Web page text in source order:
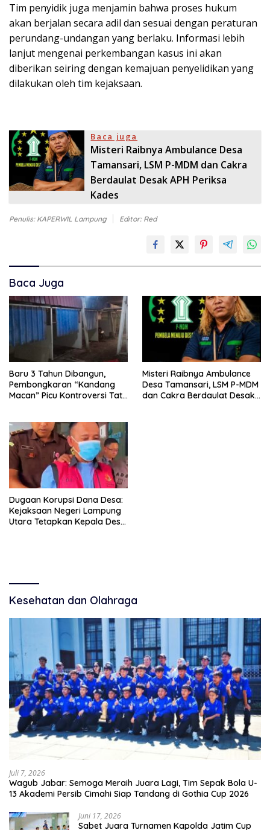
Tim penyidik juga menjamin bahwa proses hukum
akan berjalan secara adil dan sesuai dengan peraturan
perundang-undangan yang berlaku. Informasi lebih
lanjut mengenai perkembangan kasus ini akan
diberikan seiring dengan kemajuan penyelidikan yang
dilakukan oleh tim kejaksaan.
Baca juga
Misteri Raibnya Ambulance Desa
Tamansari, LSM P-MDM dan Cakra
Berdaulat Desak APH Periksa
Kades
Penulis: KAPERWIL Lampung Editor: Red
Baca Juga
Baru 3 Tahun Dibangun,
Pembongkaran “Kandang
Macan” Picu Kontroversi Tata
Misteri Raibnya Ambulance
Desa Tamansari, LSM P-MDM
dan Cakra Berdaulat Desak
Dugaan Korupsi Dana Desa:
Kejaksaan Negeri Lampung
Utara Tetapkan Kepala Desa
Kesehatan dan Olahraga
Juli 7, 2026
Wagub Jabar: Semoga Meraih Juara Lagi, Tim Sepak Bola U-
13 Akademi Persib Cimahi Siap Tandang di Gothia Cup 2026
Juni 17, 2026
Sabet Juara Turnamen Kapolda Jatim Cup